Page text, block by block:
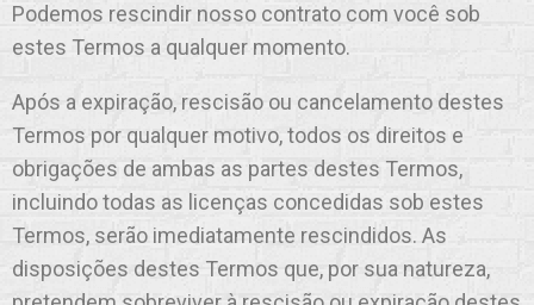
Podemos rescindir nosso contrato com você sob
estes Termos a qualquer momento.
Após a expiração, rescisão ou cancelamento destes
Termos por qualquer motivo, todos os direitos e
obrigações de ambas as partes destes Termos,
incluindo todas as licenças concedidas sob estes
Termos, serão imediatamente rescindidos. As
disposições destes Termos que, por sua natureza,